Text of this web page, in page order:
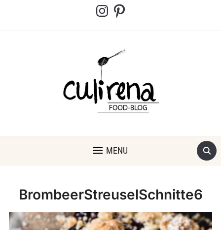
InstagramPinterest
MENU
BrombeerStreuselSchnitte6